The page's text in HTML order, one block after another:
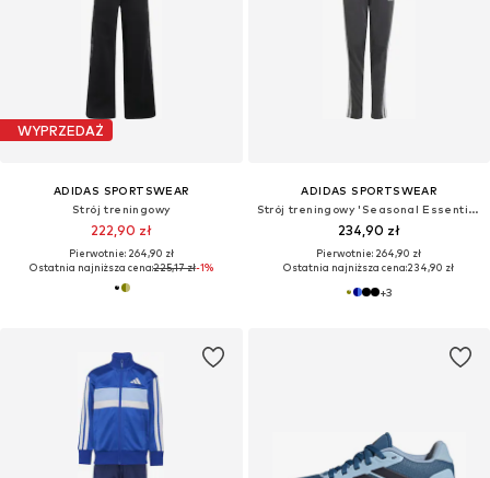
WYPRZEDAŻ
ADIDAS SPORTSWEAR
Strój treningowy
222,90 zł
Pierwotnie: 264,90 zł
Ostatnia najniższa cena:225,17 zł-1%
ADIDAS SPORTSWEAR
Strój treningowy 'Seasonal Essentials Tiberio'
234,90 zł
Pierwotnie: 264,90 zł
Ostatnia najniższa cena:234,90 zł
+3